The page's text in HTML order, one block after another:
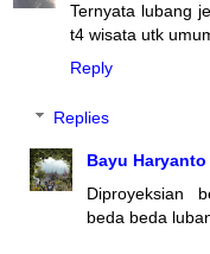
Ternyata lubang
t4 wisata utk
Reply
Replies
Bayu Haryanto
Diproyeksian
beda beda